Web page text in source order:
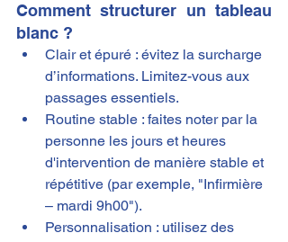
Comment structurer un tableau
blanc ?
Clair et épuré : évitez la surcharge
d’informations. Limitez-vous aux
passages essentiels.
Routine stable : faites noter par la
personne les jours et heures
d'intervention de manière stable et
répétitive (par exemple, "Infirmière
– mardi 9h00").
Personnalisation : utilisez des